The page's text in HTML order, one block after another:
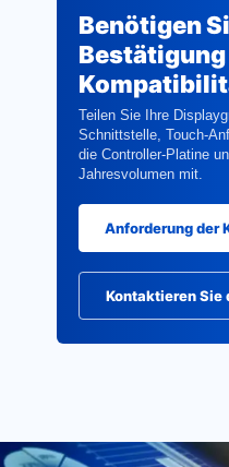
Benötigen
Teilen Sie Ihre
Schnittstelle, Touch-
die Controller-Platine
Jahresvolumen mit.
Anforderung der
Kontaktieren Sie